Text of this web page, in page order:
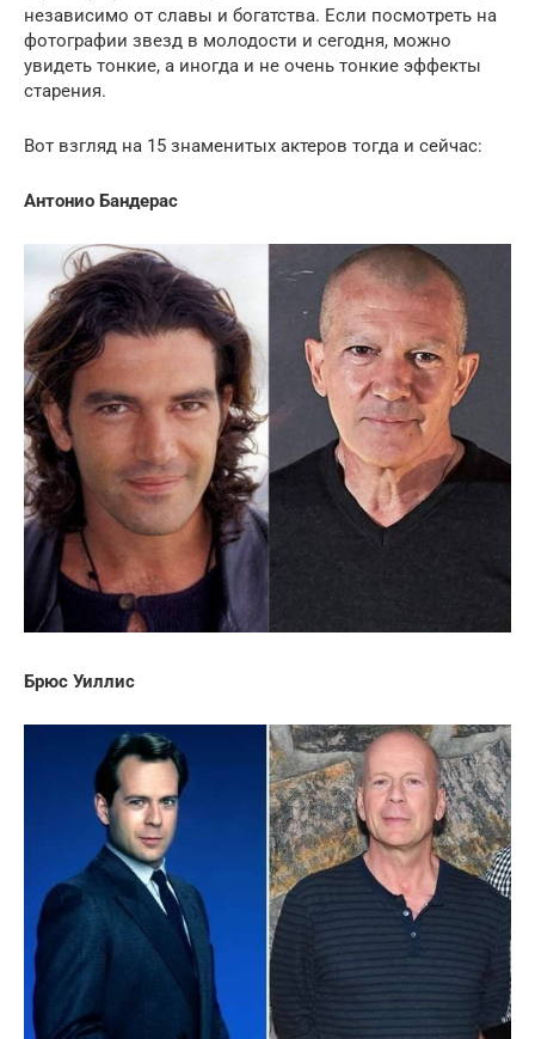
независимо от славы и богатства. Если посмотреть на
фотографии звезд в молодости и сегодня, можно
увидеть тонкие, а иногда и не очень тонкие эффекты
старения.
Вот взгляд на 15 знаменитых актеров тогда и сейчас:
Антонио Бандерас
Брюс Уиллис